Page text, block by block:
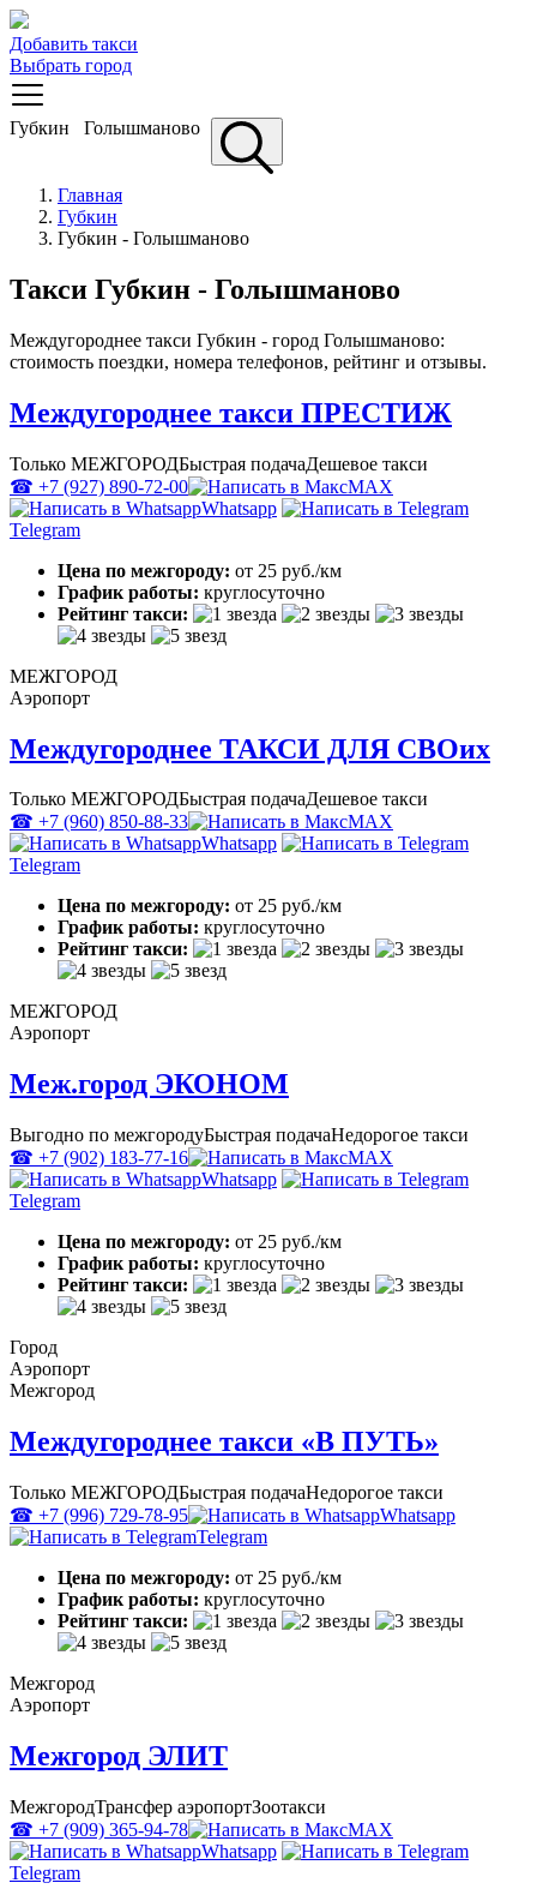
Добавить такси
Выбрать город
Губкин Голышманово
Главная
Губкин
Губкин - Голышманово
Такси Губкин - Голышманово
Междугороднее такси Губкин - город Голышманово:
стоимость поездки, номера телефонов, рейтинг и отзывы.
Междугороднее такси ПРЕСТИЖ
Только МЕЖГОРОДБыстрая подачаДешевое такси
☎ +7 (927) 890-72-00
MAX
Whatsapp
Telegram
Цена по межгороду: от 25 руб./км
График работы: круглосуточно
Рейтинг такси:
МЕЖГОРОД
Аэропорт
Междугороднее ТАКСИ ДЛЯ СВОих
Только МЕЖГОРОДБыстрая подачаДешевое такси
☎ +7 (960) 850-88-33
MAX
Whatsapp
Telegram
Цена по межгороду: от 25 руб./км
График работы: круглосуточно
Рейтинг такси:
МЕЖГОРОД
Аэропорт
Меж.город ЭКОНОМ
Выгодно по межгородуБыстрая подачаНедорогое такси
☎ +7 (902) 183-77-16
MAX
Whatsapp
Telegram
Цена по межгороду: от 25 руб./км
График работы: круглосуточно
Рейтинг такси:
Город
Аэропорт
Межгород
Междугороднее такси «В ПУТЬ»
Только МЕЖГОРОДБыстрая подачаНедорогое такси
☎ +7 (996) 729-78-95
Whatsapp
Telegram
Цена по межгороду: от 25 руб./км
График работы: круглосуточно
Рейтинг такси:
Межгород
Аэропорт
Межгород ЭЛИТ
МежгородТрансфер аэропортЗоотакси
☎ +7 (909) 365-94-78
MAX
Whatsapp
Telegram